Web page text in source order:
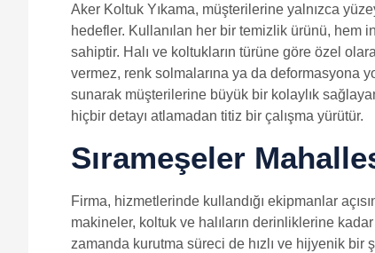
Aker Koltuk Yıkama, müşterilerine yalnızca
hedefler. Kullanılan her bir temizlik ürünü, hem
sahiptir. Halı ve koltukların türüne göre özel
vermez, renk solmalarına ya da deformasyona
sunarak müşterilerine büyük bir kolaylık
hiçbir detayı atlamadan titiz bir çalışma yürütür.
Sırameşeler
Firma, hizmetlerinde kullandığı ekipmanlar
makineler, koltuk ve halıların derinliklerine
zamanda kurutma süreci de hızlı ve hijyenik